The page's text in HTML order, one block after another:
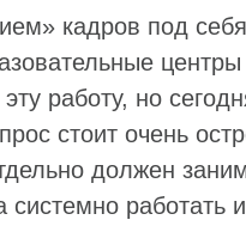
кадров под
работу, но
стоит очень
должен
системно работать